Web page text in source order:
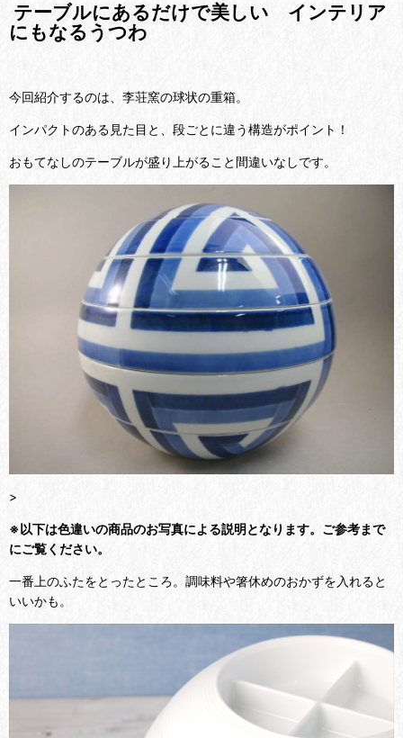
テーブルにあるだけで美しい インテリア
にもなるうつわ
今回紹介するのは、李荘窯の球状の重箱。
インパクトのある見た目と、段ごとに違う構造がポイント！
おもてなしのテーブルが盛り上がること間違いなしです。
>
※以下は色違いの商品のお写真による説明となります。ご参考まで
にご覧ください。
一番上のふたをとったところ。調味料や箸休めのおかずを入れると
いいかも。